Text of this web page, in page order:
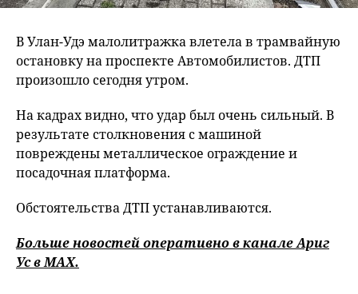
В Улан-Удэ малолитражка влетела в трамвайную
остановку на проспекте Автомобилистов. ДТП
произошло сегодня утром.
На кадрах видно, что удар был очень сильный. В
результате столкновения с машиной
повреждены металлическое ограждение и
посадочная платформа.
Обстоятельства ДТП устанавливаются.
Больше новостей оперативно в канале Ариг
Ус вMAХ.